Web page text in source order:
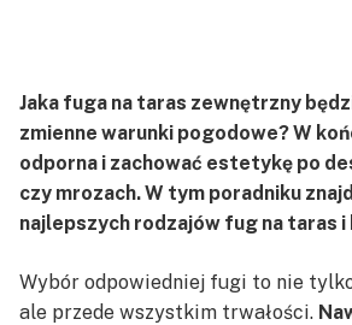
Jaka fuga na taras zewnętrzny
zmienne warunki pogodowe? W
odporna i zachować estetykę po
czy mrozach. W tym poradniku
najlepszych rodzajów fug na taras i
Wybór odpowiedniej fugi to nie
ale przede wszystkim trwałości.